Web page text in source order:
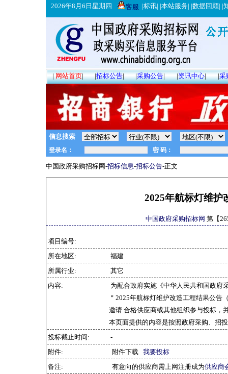
2026年8月6日星期四 客服 |标讯| |本站服务| |数据回顾| |
|网站首页| |招标公告| |采购公告| |资讯中心| |采
信息搜索
中国政府采购招标网-招标信息-招标公告-正文
2025年航标灯维护
中国政府采购招标网 第【
项目编号:
所在地区:
福建
所属行业:
其它
内容:
为配合政府实施《中华人民共和国政府
＂2025年航标灯维护改造工程结果公告
邀请 合格供应商或其他组织参与投标，
本页面提供的内容是按照政府采购、招
投标截止时间:
-
附件:
附件下载 我要投标
备注:
有意向的供应商需上网注册成为供应商